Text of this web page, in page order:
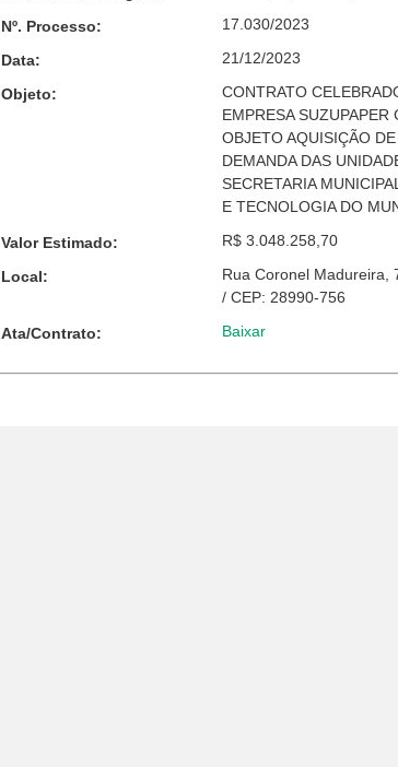
Nº. Processo: 17.030/2023
Data: 21/12/2023
Objeto:
CONTRATO
EMPRESA
OBJETO AQUISIÇÃO
DEMANDA DAS
SECRETARIA
E TECNOLOGIA DO
Valor Estimado: R$ 3.048.258,70
Local:
Rua Coronel Madureira,
/ CEP: 28990-756
Ata/Contrato: Baixar